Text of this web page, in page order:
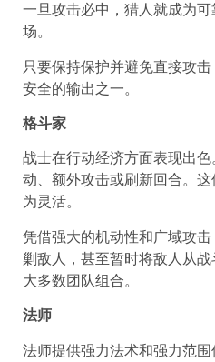
一旦攻击必中，猎人就成为
场。
只要保持保护并避免直接攻
安全的输出之一。
格斗家
战士在行动经济方面表现出
动、额外攻击或刷新回合。
为灵活。
凭借强大的机动性和广域攻
剿敌人，甚至暂时将敌人从
大多数团队组合。
法师
法师提供强力法术和强力范